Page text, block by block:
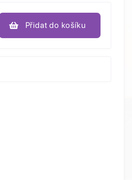
Přidat do košíku